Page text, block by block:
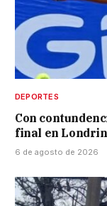
DEPORTES
Con
final en
6 de agosto de 2026